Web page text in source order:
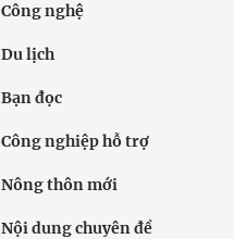
Công nghệ
Du lịch
Bạn đọc
Công nghiệp hỗ trợ
Nông thôn mới
Nội dung chuyên đề